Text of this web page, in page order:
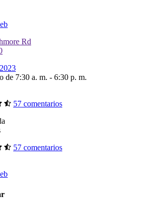
Rd
de 7:30 a. m. - 6:30 p. m.
57 comentarios
57 comentarios